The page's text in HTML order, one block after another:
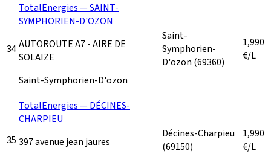
34
TotalEnergies — SAINT-
SYMPHORIEN-D'OZON
AUTOROUTE A7 - AIRE DE
SOLAIZE
Saint-Symphorien-D'ozon
Saint-
Symphorien-
D'ozon (69360)
1,990
€/L
35
TotalEnergies — DÉCINES-
CHARPIEU
397 avenue jean jaures
Décines-Charpieu
(69150)
1,990
€/L